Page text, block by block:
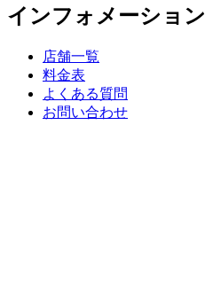
インフォメーション
店舗一覧
料金表
よくある質問
お問い合わせ